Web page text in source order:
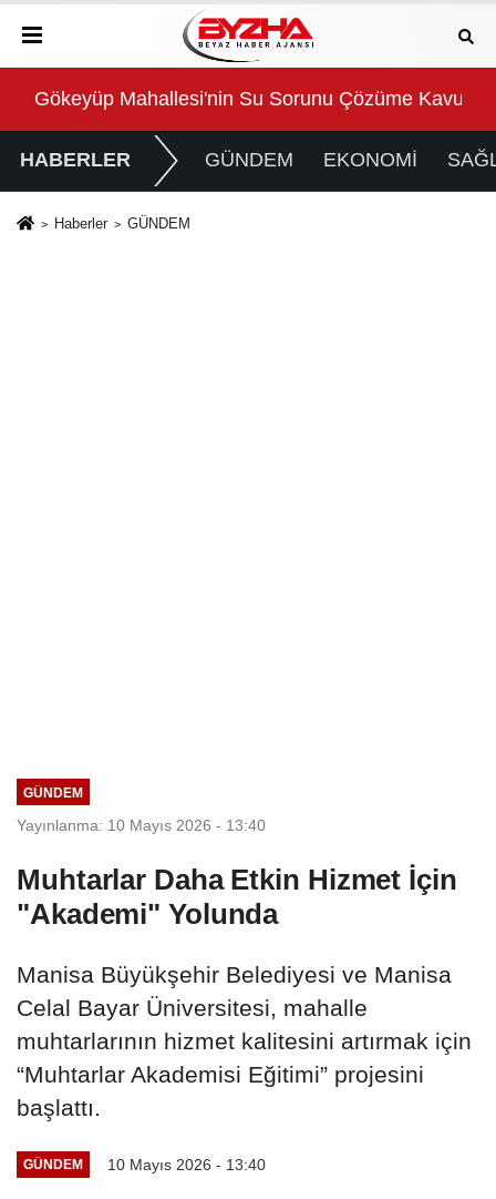
Gökeyüp Mahallesi'nin Su Sorunu Çözüme
HABERLER GÜNDEM EKONOMİ
Haberler GÜNDEM
GÜNDEM
Yayınlanma: 10 Mayıs 2026 - 13:40
Muhtarlar Daha Etkin Hizmet İçin
"Akademi" Yolunda
Manisa Büyükşehir Belediyesi ve Manisa
Celal Bayar Üniversitesi, mahalle
muhtarlarının hizmet kalitesini artırmak için
“Muhtarlar Akademisi Eğitimi” projesini
başlattı.
GÜNDEM 10 Mayıs 2026 - 13:40